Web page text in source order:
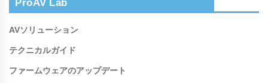
AVソリューション
テクニカルガイド
ファームウェアのアップデート